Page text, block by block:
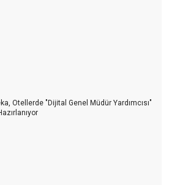
Otellerde "Dijital Genel Müdür Yardımcısı"